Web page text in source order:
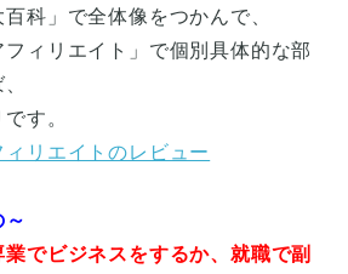
百科」で全体像をつかんで、
フィリエイト」で個別具体的な部
す。
リエイトのレビュー
業でビジネスをするか、就職で副